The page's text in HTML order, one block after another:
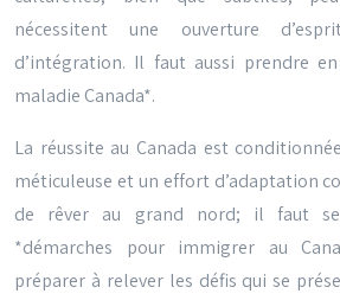
nécessitent une ouverture
d’intégration. Il faut aussi prendre en
maladie Canada*.
La réussite au Canada est
méticuleuse et un effort d’adaptation
de rêver au grand nord; il faut
*démarches pour immigrer au
préparer à relever les défis qui se